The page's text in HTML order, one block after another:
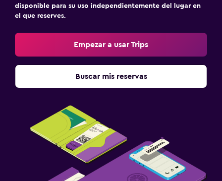
disponible para su uso independientemente del lugar en
el que reserves.
Empezar a usar Trips
Buscar mis reservas